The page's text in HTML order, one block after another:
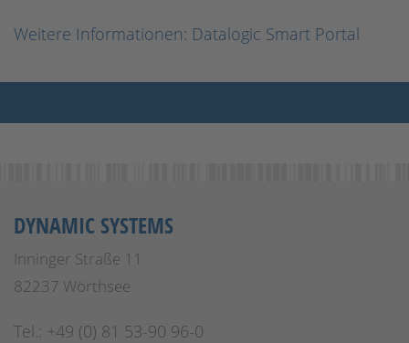
Weitere Informationen: Datalogic Smart Portal
DYNAMIC SYSTEMS
Inninger Straße 11
82237 Wörthsee
Tel.: +49 (0) 81 53-90 96-0